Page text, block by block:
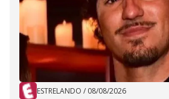
ESTRELANDO / 08/08/2026